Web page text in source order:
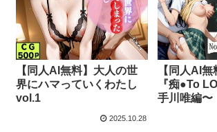
【同人AI無料】大人の世
界にハマっていくわたし
vol.1
2025.10.28
【同人AI
『痴●To
手川唯編〜